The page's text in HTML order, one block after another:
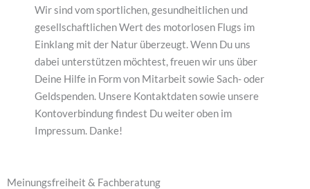
Wir sind vom sportlichen, gesundheitlichen und
gesellschaftlichen Wert des motorlosen Flugs im
Einklang mit der Natur überzeugt. Wenn Du uns
dabei unterstützen möchtest, freuen wir uns über
Deine Hilfe in Form von Mitarbeit sowie Sach- oder
Geldspenden. Unsere Kontaktdaten sowie unsere
Kontoverbindung findest Du weiter oben im
Impressum. Danke!
Meinungsfreiheit & Fachberatung